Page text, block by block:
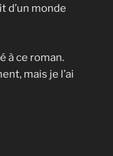
d’un monde
à ce roman.
mais je l’ai